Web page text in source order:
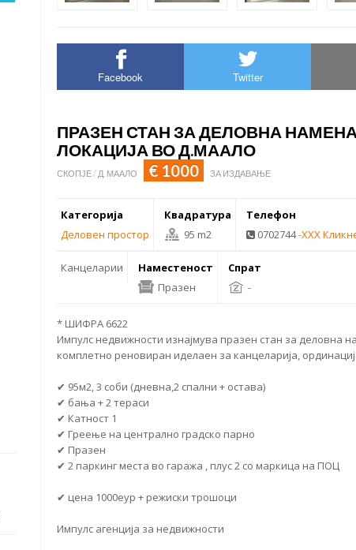
Facebook Twitter
ПРАЗЕН СТАН ЗА ДЕЛОВНА
ЛОКАЦИЈА ВО Д.МААЛО
СКОПЈЕ / Д. МААЛО € 1000 ЗА ИЗДАВАЊЕ
Категорија
Деловен простор
Квадратура
95 m2
Телефон
0702744-XXX
Канцеларии
Наместеност
Празен
Спрат
-
* ШИФРА 6622
Импулс недвижности изнајмува празен стан за деловна
комплетно реновиран иделаен за канцеларија,
✔ 95м2, 3 соби (дневна,2 спални + остава)
✔ бања + 2 тераси
✔ Катност 1
✔ Греење на централно градско парно
✔ Празен
✔ 2 паркинг места во гаража , плус 2 со маркица на ПОЦ
✔ цена 1000еур + режиски трошоци
Импулс агенција за недвижности